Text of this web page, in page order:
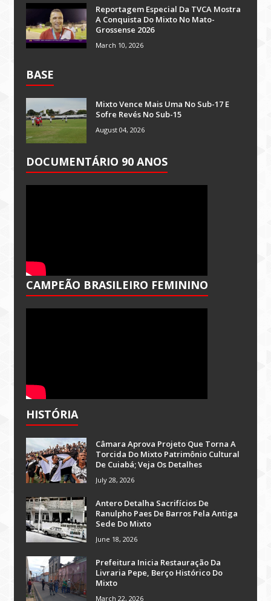
Reportagem Especial Da TVCA Mostra
A Conquista Do Mixto No Mato-
Grossense 2026
March 10, 2026
BASE
Mixto Vence Mais Uma No Sub-17 E
Sofre Revés No Sub-15
August 04, 2026
DOCUMENTÁRIO 90 ANOS
CAMPEÃO BRASILEIRO FEMININO
HISTÓRIA
Câmara Aprova Projeto Que Torna A
Torcida Do Mixto Patrimônio Cultural
De Cuiabá; Veja Os Detalhes
July 28, 2026
Antero Detalha Sacrifícios De
Ranulpho Paes De Barros Pela Antiga
Sede Do Mixto
June 18, 2026
Prefeitura Inicia Restauração Da
Livraria Pepe, Berço Histórico Do
Mixto
March 22, 2026